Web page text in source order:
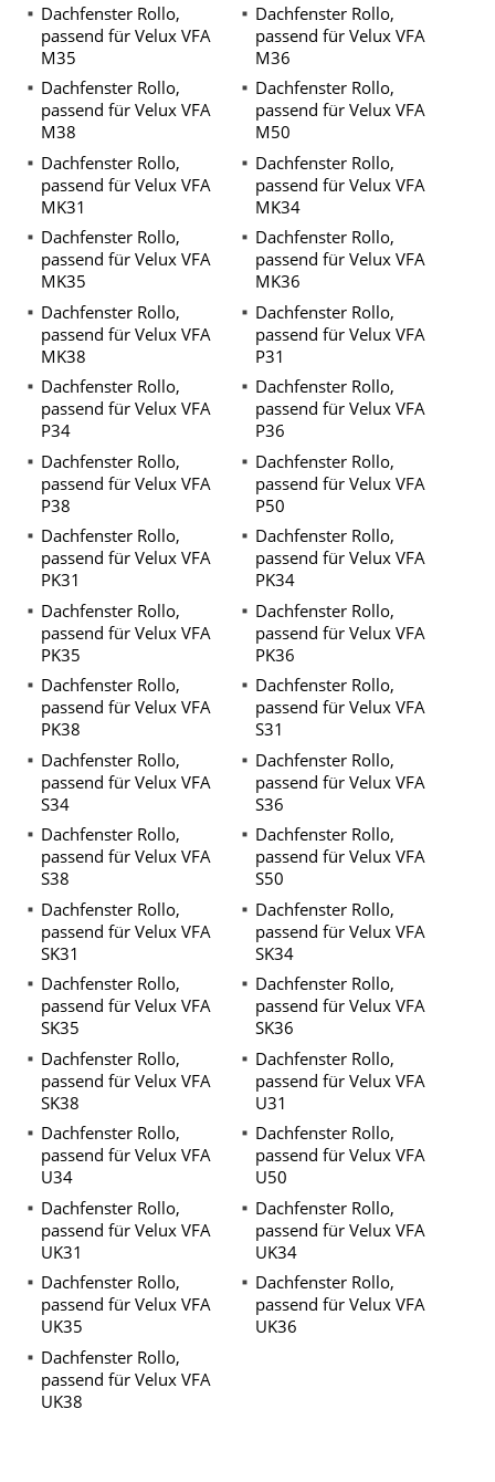
Dachfenster Rollo,
passend für Velux VFA
M35
Dachfenster Rollo,
passend für Velux VFA
M36
Dachfenster Rollo,
passend für Velux VFA
M38
Dachfenster Rollo,
passend für Velux VFA
M50
Dachfenster Rollo,
passend für Velux VFA
MK31
Dachfenster Rollo,
passend für Velux VFA
MK34
Dachfenster Rollo,
passend für Velux VFA
MK35
Dachfenster Rollo,
passend für Velux VFA
MK36
Dachfenster Rollo,
passend für Velux VFA
MK38
Dachfenster Rollo,
passend für Velux VFA
P31
Dachfenster Rollo,
passend für Velux VFA
P34
Dachfenster Rollo,
passend für Velux VFA
P36
Dachfenster Rollo,
passend für Velux VFA
P38
Dachfenster Rollo,
passend für Velux VFA
P50
Dachfenster Rollo,
passend für Velux VFA
PK31
Dachfenster Rollo,
passend für Velux VFA
PK34
Dachfenster Rollo,
passend für Velux VFA
PK35
Dachfenster Rollo,
passend für Velux VFA
PK36
Dachfenster Rollo,
passend für Velux VFA
PK38
Dachfenster Rollo,
passend für Velux VFA
S31
Dachfenster Rollo,
passend für Velux VFA
S34
Dachfenster Rollo,
passend für Velux VFA
S36
Dachfenster Rollo,
passend für Velux VFA
S38
Dachfenster Rollo,
passend für Velux VFA
S50
Dachfenster Rollo,
passend für Velux VFA
SK31
Dachfenster Rollo,
passend für Velux VFA
SK34
Dachfenster Rollo,
passend für Velux VFA
SK35
Dachfenster Rollo,
passend für Velux VFA
SK36
Dachfenster Rollo,
passend für Velux VFA
SK38
Dachfenster Rollo,
passend für Velux VFA
U31
Dachfenster Rollo,
passend für Velux VFA
U34
Dachfenster Rollo,
passend für Velux VFA
U50
Dachfenster Rollo,
passend für Velux VFA
UK31
Dachfenster Rollo,
passend für Velux VFA
UK34
Dachfenster Rollo,
passend für Velux VFA
UK35
Dachfenster Rollo,
passend für Velux VFA
UK36
Dachfenster Rollo,
passend für Velux VFA
UK38